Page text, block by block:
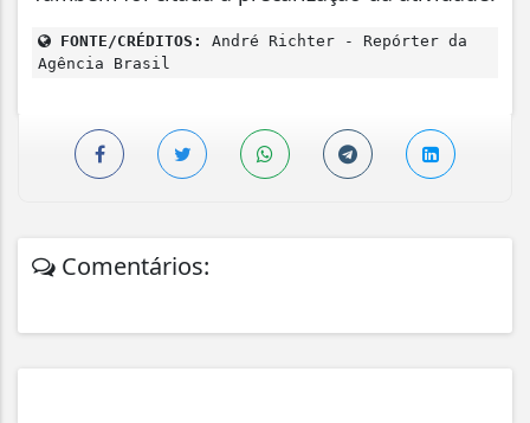
FONTE/CRÉDITOS:
André Richter - Repórter da
Agência Brasil
Comentários: